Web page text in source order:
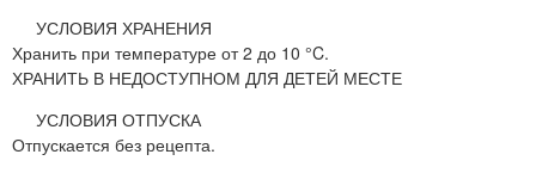
УСЛОВИЯ ХРАНЕНИЯ
Хранить при температуре от 2 до 10 °C.
ХРАНИТЬ В НЕДОСТУПНОМ ДЛЯ ДЕТЕЙ МЕСТЕ
УСЛОВИЯ ОТПУСКА
Отпускается без рецепта.